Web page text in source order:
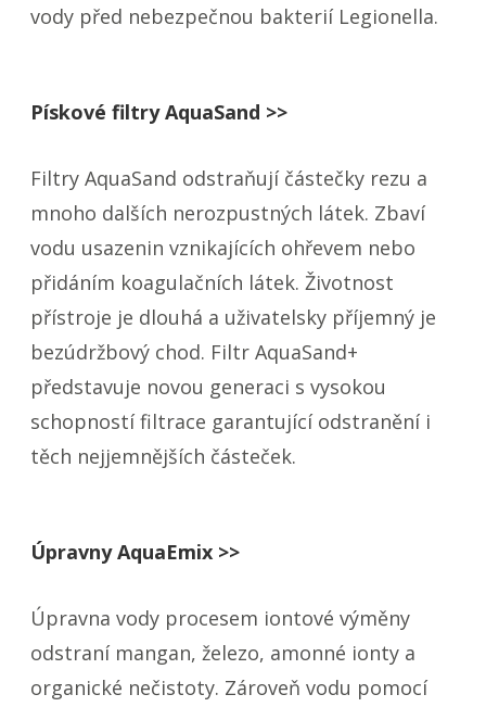
vody před nebezpečnou bakterií Legionella.
Pískové filtry AquaSand >>
Filtry AquaSand odstraňují částečky rezu a
mnoho dalších nerozpustných látek. Zbaví
vodu usazenin vznikajících ohřevem nebo
přidáním koagulačních látek. Životnost
přístroje je dlouhá a uživatelsky příjemný je
bezúdržbový chod. Filtr AquaSand+
představuje novou generaci s vysokou
schopností filtrace garantující odstranění i
těch nejjemnějších částeček.
Úpravny AquaEmix >>
Úpravna vody procesem iontové výměny
odstraní mangan, železo, amonné ionty a
organické nečistoty. Zároveň vodu pomocí